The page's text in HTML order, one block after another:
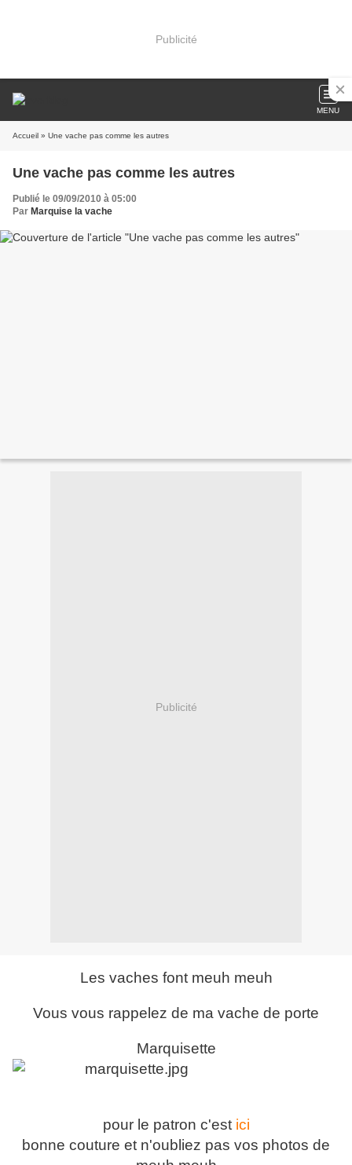
Publicité
MENU
Accueil » Une vache pas comme les autres
Une vache pas comme les autres
Publié le 09/09/2010 à 05:00
Par Marquise la vache
Publicité
Les vaches font meuh meuh
Vous vous rappelez de ma vache de porte
Marquisette
pour le patron c'est ici
bonne couture et n'oubliez pas vos photos de